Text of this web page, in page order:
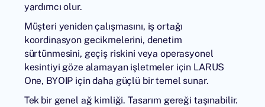
yardımcı olur.
Müşteri yeniden çalışmasını, iş ortağı
koordinasyon gecikmelerini, denetim
sürtünmesini, geçiş riskini veya operasyonel
kesintiyi göze alamayan işletmeler için LARUS
One, BYOIP için daha güçlü bir temel sunar.
Tek bir genel ağ kimliği. Tasarım gereği taşınabilir.